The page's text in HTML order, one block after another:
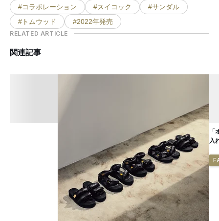
#コラボレーション #スイコック
#サンダル
#トムウッド
#2022年発売
RELATED ARTICLE
関連記事
入